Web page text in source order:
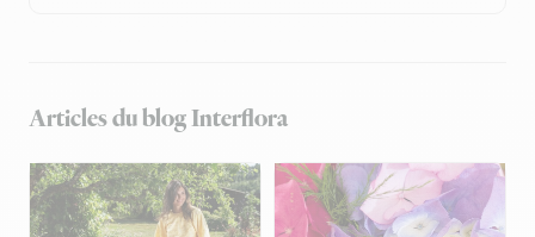
Articles du blog Interflora